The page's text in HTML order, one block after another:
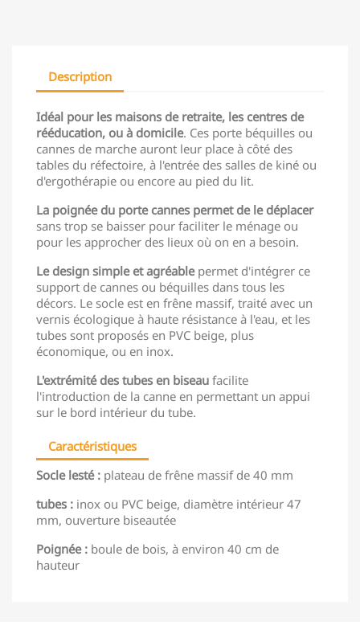
Description
Idéal pour les maisons de retraite, les centres de
rééducation, ou à domicile. Ces porte béquilles ou
cannes de marche auront leur place à côté des
tables du réfectoire, à l'entrée des salles de kiné ou
d'ergothérapie ou encore au pied du lit.
La poignée du porte cannes permet de le déplacer
sans trop se baisser pour faciliter le ménage ou
pour les approcher des lieux où on en a besoin.
Le design simple et agréablepermet d'intégrer ce
support de cannes ou béquilles dans tous les
décors. Le socle est en frêne massif, traité avec un
vernis écologique à haute résistance à l'eau, et les
tubes sont proposés en PVC beige, plus
économique, ou en inox.
L'extrémité des tubes en biseau facilite
l'introduction de la canne en permettant un appui
sur le bord intérieur du tube.
Caractéristiques
Socle lesté : plateau de frêne massif de 40 mm
tubes : inox ou PVC beige, diamètre intérieur 47
mm, ouverture biseautée
Poignée : boule de bois, à environ 40 cm de
hauteur